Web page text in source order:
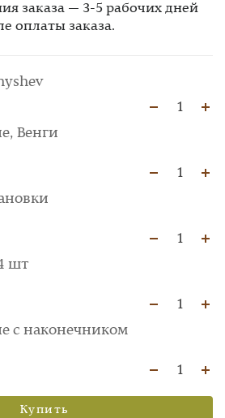
заказа — 3-5 рабочих дней
оплаты заказа.
1
Венги
1
1
шт
1
с наконечником
1
Купить